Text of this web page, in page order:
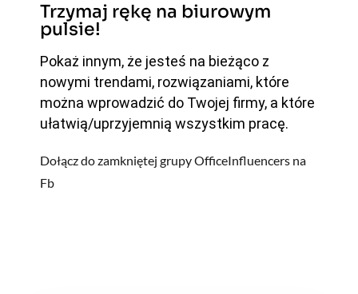
Trzymaj rękę na biurowym
pulsie!
Pokaż innym, że jesteś na bieżąco z
nowymi trendami, rozwiązaniami, które
można wprowadzić do Twojej firmy, a które
ułatwią/uprzyjemnią wszystkim pracę.
Dołącz do zamkniętej grupy OfficeInfluencers na
Fb